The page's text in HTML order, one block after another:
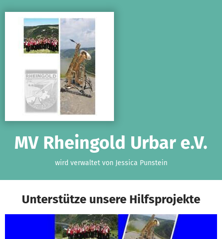
MV Rheingold Urbar e.V.
wird verwaltet von Jessica Punstein
Unterstütze unsere Hilfsprojekte